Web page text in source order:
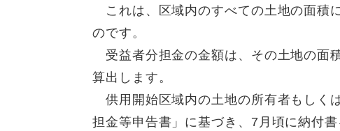
これは、区域内のすべての土地の面積
のです。
受益者分担金の金額は、その土地の面
算出します。
供用開始区域内の土地の所有者もしく
担金等申告書」に基づき、7月頃に納付